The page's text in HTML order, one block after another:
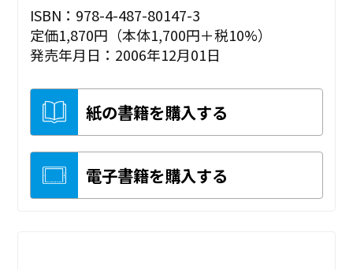
ISBN：978-4-487-80147-3
定価1,870円（本体1,700円＋税10%）
発売年月日：2006年12月01日
紙の書籍を購入する
電子書籍を購入する